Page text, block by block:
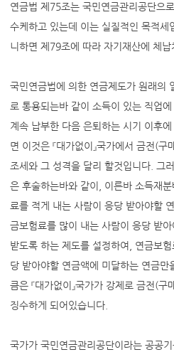
연금법 제75조는 국민연금관리공단으
수케하고 있는데 이는 실질적인 목적세
니하면 제79조에 따라 자기재산에 체납
국민연금법에 의한 연금제도가 원래의
로 통용되는바 같이 소득이 있는 직업
계속 납부한 다음 은퇴하는 시기 이후
면 이것은 『대가없이』국가에서 금전(
조세와 그 성격을 달리 할것입니다. 그
은 후술하는바와 같이, 이른바 소득재
료를 적게 내는 사람이 응당 받아야할
금보험료를 많이 내는 사람이 응당 받
받도록 하는 제도를 설정하여, 연금보
당 받아야할 연금액에 미달하는 연금
큼은 『대가없이』국가가 강제로 금전(
징수하게 되어있습니다.
국가가 국민연금관리공단이라는 공공기